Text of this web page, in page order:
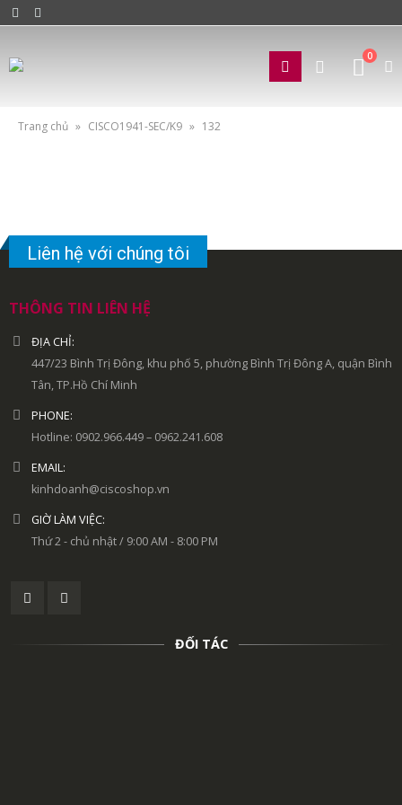
0
Trang chủ » CISCO1941-SEC/K9 » 132
Liên hệ với chúng tôi
THÔNG TIN LIÊN HỆ
ĐỊA CHỈ:
447/23 Bình Trị Đông, khu phố 5, phường Bình Trị Đông A, quận Bình
Tân, TP.Hồ Chí Minh
PHONE:
Hotline: 0902.966.449 – 0962.241.608
EMAIL:
kinhdoanh@ciscoshop.vn
GIỜ LÀM VIỆC:
Thứ 2 - chủ nhật / 9:00 AM - 8:00 PM
ĐỐI TÁC